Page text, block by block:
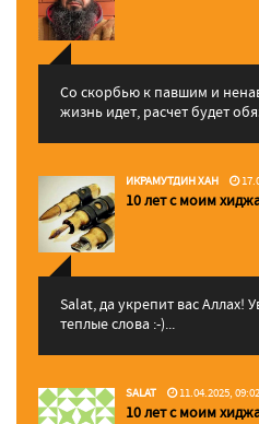
Со скорбью к павшим и
жизнь идет, расчет будет
ИКРАМУТДИН ХАН
10 лет с моим
Salat, да укрепит вас Аллаx!
теплые слова :-)...
SALAT 11.04.2025, 09:02
10 лет с моим